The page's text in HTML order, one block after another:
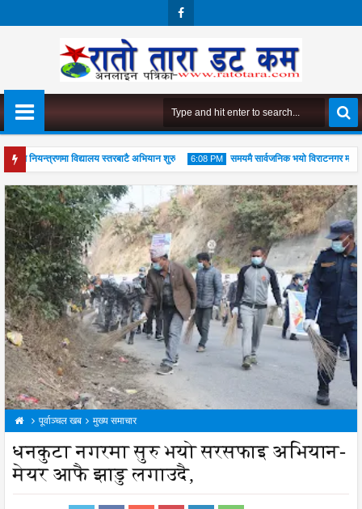
Boo
नियन्त्रणमा विद्यालय स्तरबाटै अभियान शुरु 6:08 PM
04 Aug
2026
समयमै सार्वजनिक भयो विराटनगर
पूर्वाञ्चल खब मुख्य समाचार
धनकुटा नगरमा सुरु भयो सरसफाइ अभियान-
मेयर आफै झाडु लगाउदै,